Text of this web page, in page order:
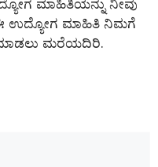
ಮಾಹಿತಿಯನ್ನು ನೀವು
ಈ ಉದ್ಯೋಗ ಮಾಹಿತಿ ನಿಮಗೆ
ಮಾಡಲು ಮರೆಯದಿರಿ.